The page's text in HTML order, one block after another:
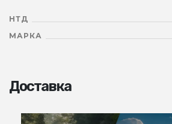
НТД
МАРКА
Доставка